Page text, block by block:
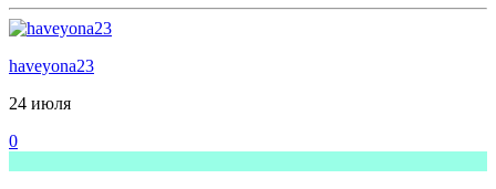
haveyona23
24 июля
0